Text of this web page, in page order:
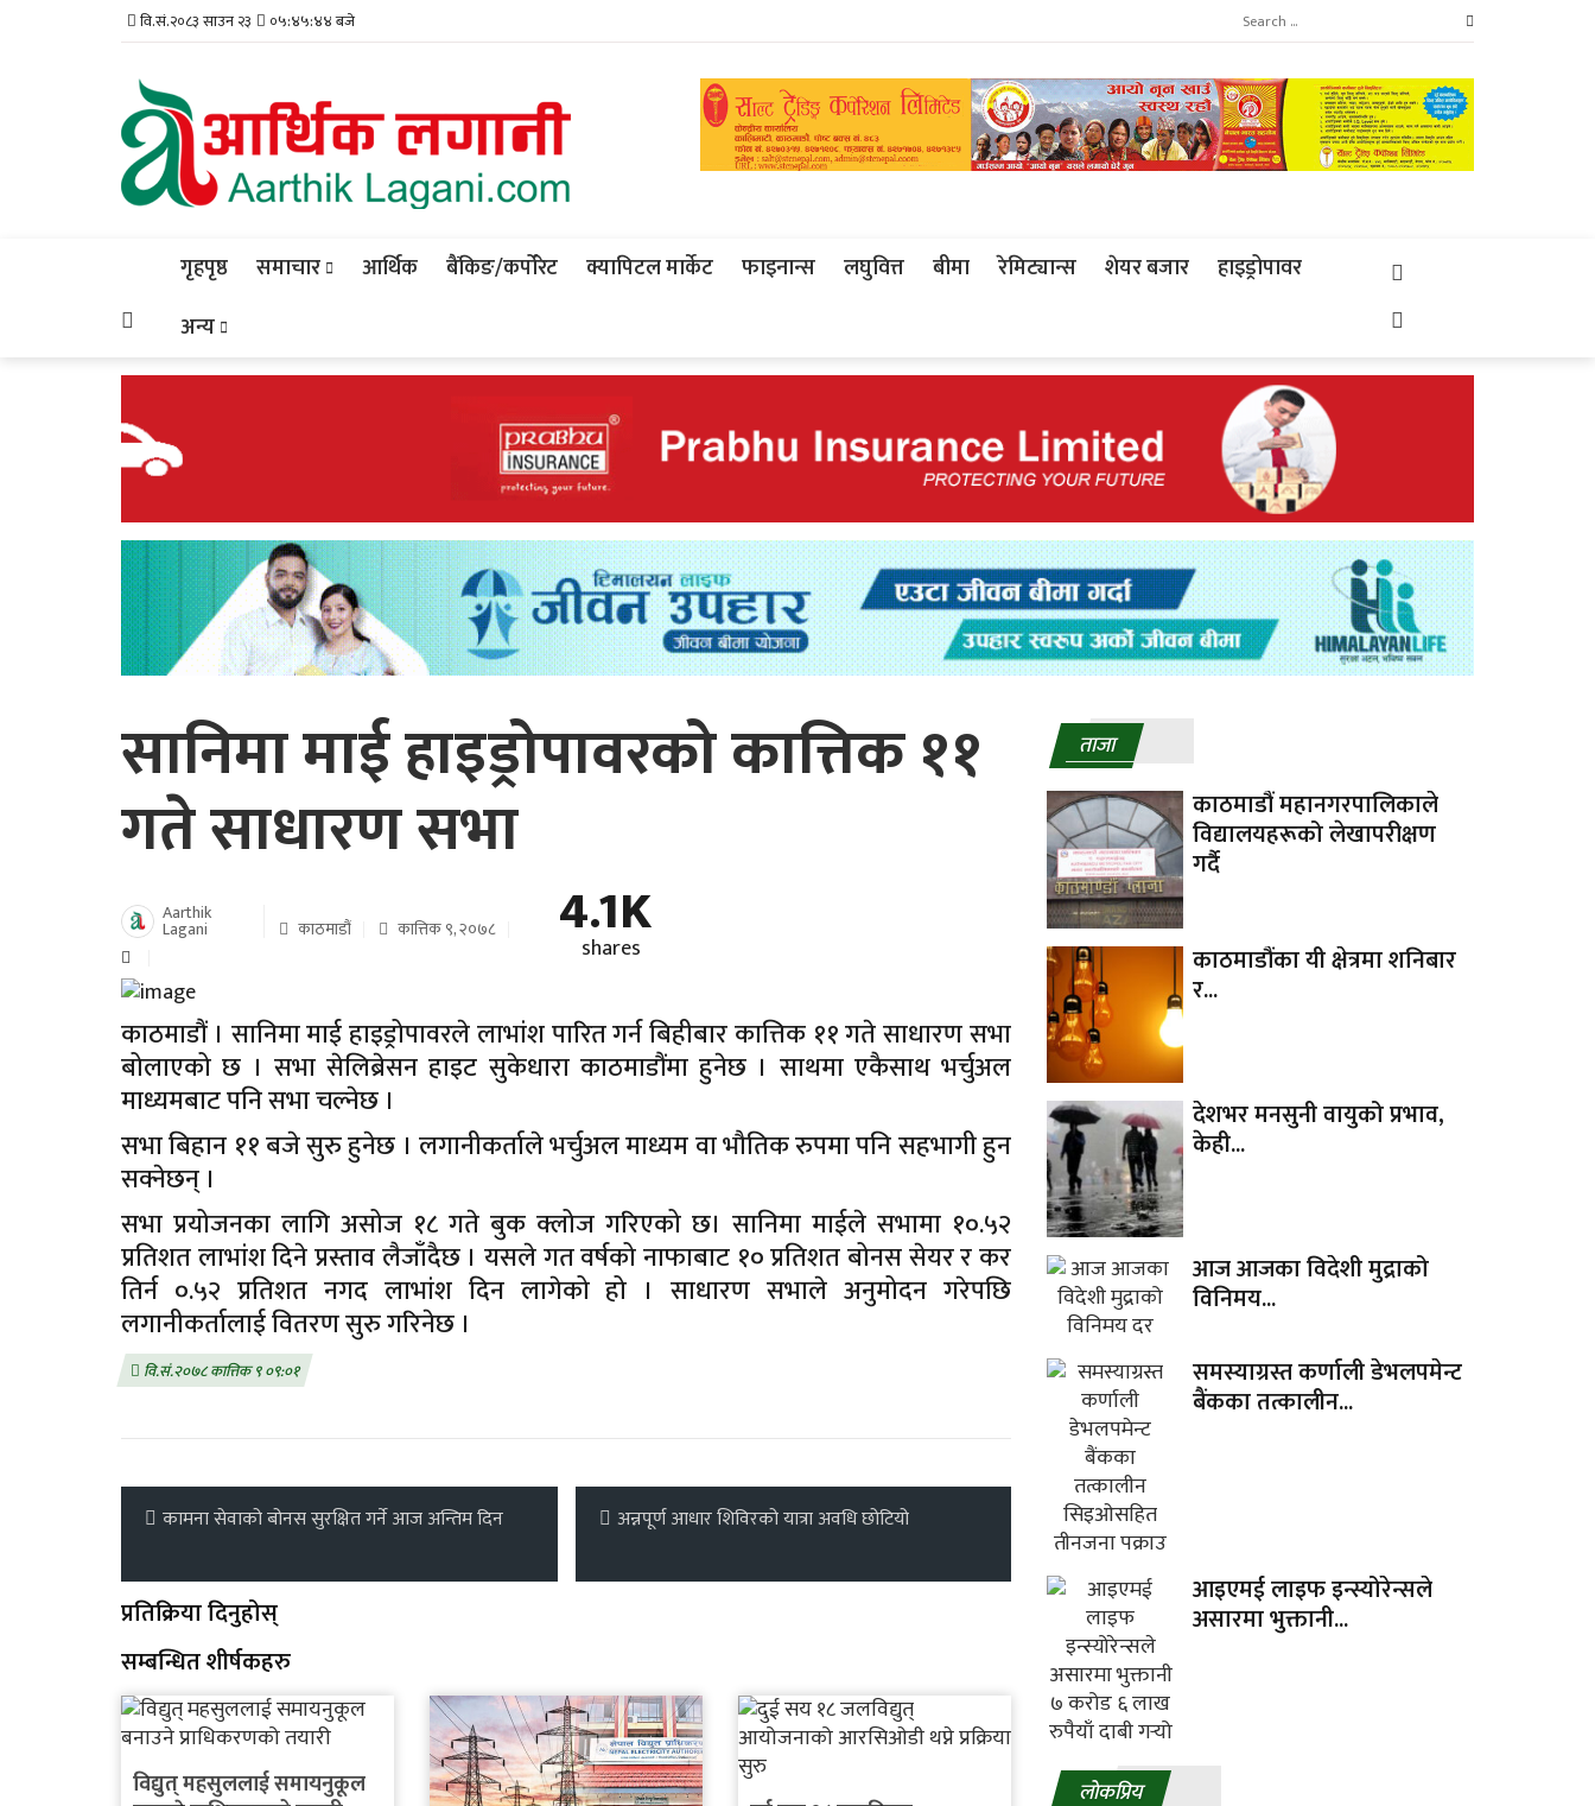
वि.सं.२०८३ साउन २३ ०५:४५:४५ बजे
गृहपृष्ठ समाचार आर्थिक बैंकिङ/कर्पोरेट क्यापिटल मार्केट फाइनान्स लघुवित्त बीमा रेमिट्यान्स शेयर बजार
हाइड्रोपावर
अन्य
सानिमा माई हाइड्रोपावरको कात्तिक ११
गते साधारण सभा
Aarthik
Lagani काठमाडौं कात्तिक ९, २०७८ 4.1K
shares
काठमाडौं । सानिमा माई हाइड्रोपावरले लाभांश पारित गर्न बिहीबार कात्तिक ११ गते साधारण सभा
बोलाएको छ । सभा सेलिब्रेसन हाइट सुकेधारा काठमाडौंमा हुनेछ । साथमा एकैसाथ भर्चुअल
माध्यमबाट पनि सभा चल्नेछ ।
सभा बिहान ११ बजे सुरु हुनेछ । लगानीकर्ताले भर्चुअल माध्यम वा भौतिक रुपमा पनि सहभागी हुन
सक्नेछन् ।
सभा प्रयोजनका लागि असोज १८ गते बुक क्लोज गरिएको छ। सानिमा माईले सभामा १०.५२
प्रतिशत लाभांश दिने प्रस्ताव लैजाँदैछ । यसले गत वर्षको नाफाबाट १० प्रतिशत बोनस सेयर र कर
तिर्न ०.५२ प्रतिशत नगद लाभांश दिन लागेको हो । साधारण सभाले अनुमोदन गरेपछि
लगानीकर्तालाई वितरण सुरु गरिनेछ ।
वि.सं.२०७८ कात्तिक ९ ०९:०१
कामना सेवाको बोनस सुरक्षित गर्ने आज अन्तिम दिन अन्नपूर्ण आधार शिविरको यात्रा अवधि छोटियो
प्रतिक्रिया दिनुहोस्
सम्बन्धित शीर्षकहरु
विद्युत् महसुललाई समायनुकूल
ताजा
काठमाडौं महानगरपालिकाले
विद्यालयहरूको लेखापरीक्षण
गर्दै
काठमाडौंका यी क्षेत्रमा शनिबार
र...
देशभर मनसुनी वायुको प्रभाव,
केही...
आज आजका विदेशी मुद्राको
विनिमय...
समस्याग्रस्त कर्णाली डेभलपमेन्ट
बैंकका तत्कालीन...
आइएमई लाइफ इन्स्योरेन्सले
असारमा भुक्तानी...
लाेकप्रिय